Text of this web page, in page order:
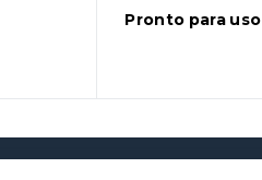
Pronto para uso